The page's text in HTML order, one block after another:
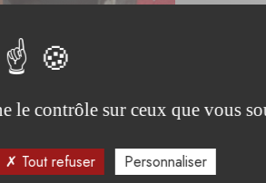
le contrôle sur ceux que vous
Tout refuser Personnaliser